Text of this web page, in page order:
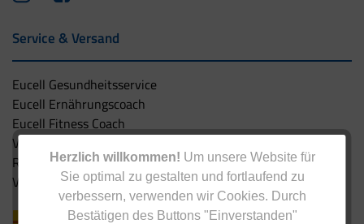
Herzlich willkommen! Um unsere Website für
Sie optimal zu gestalten und fortlaufend zu
verbessern, verwenden wir Cookies. Durch
Bestätigen des Buttons "Einverstanden"
Service & Versand
Eucell Gesundheitsservice
Eucell Ernährungscoach
Eucell Fitness Coach
Versandbedingungen
Rücksendung
Versandpartner innerhalb Deutschlands